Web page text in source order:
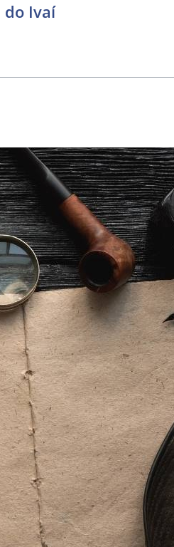
do Ivaí